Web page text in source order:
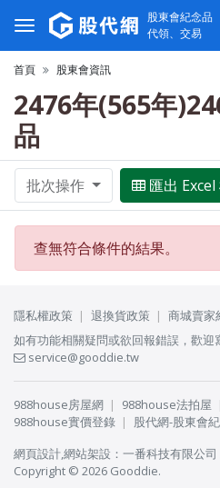
股東會紀念品
代領、交易
首頁 股東會資訊
2476年(565年
品
批次操作 匯出 Excel
查無符合條件的結果。
隱私權政策 退換貨政策
商城賣家
如有功能相關疑問或欲回報錯誤，歡迎
service@gooddie.tw
988house房屋網 988house法拍屋
988house實價登錄
股代網-股東會
網頁設計,網站架設 ： 一番科技有限公司
Copyright © 2026 Gooddie.